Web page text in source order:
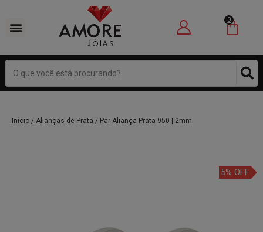
0
Início / Alianças de Prata / Par Aliança Prata 950 | 2mm
5% OFF